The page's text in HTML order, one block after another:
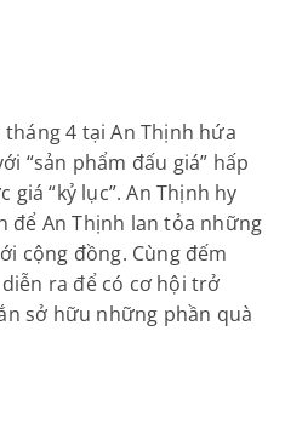
4 tại An Thịnh hứa
“sản phẩm đấu giá” hấp
giá “kỷ lục”. An Thịnh hy
để An Thịnh lan tỏa những
cộng đồng. Cùng đếm
ra để có cơ hội trở
sở hữu những phần quà